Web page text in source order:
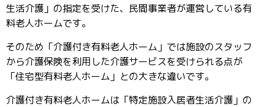
生活介護」の指定を受けた、民間事業者が運営している有
料老人ホームです。
そのため「介護付き有料老人ホーム」では施設のスタッフ
から介護保険を利用した介護サービスを受けられる点が
「住宅型有料老人ホーム」との大きな違いです。
介護付き有料老人ホームは「特定施設入居者生活介護」の